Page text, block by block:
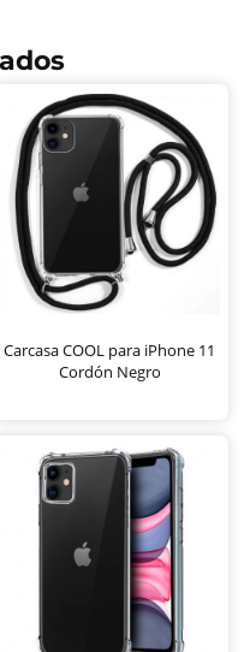
Carcasa COOL para iPhone 11
Cordón Negro